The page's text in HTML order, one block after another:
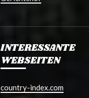
INTERESSANTE
WEBSEITEN
country-index.com